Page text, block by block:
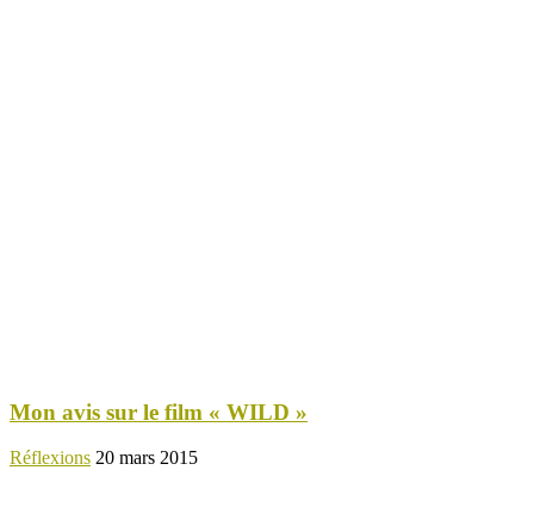
Mon avis sur le film « WILD »
Réflexions 20 mars 2015